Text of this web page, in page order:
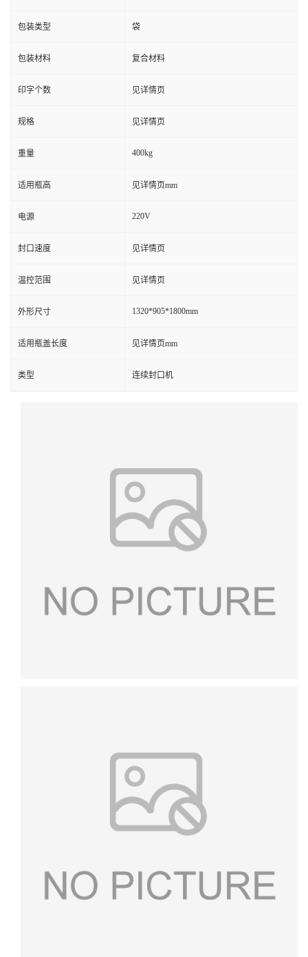
包装类型 袋
包装材料 复合材料
印字个数 见详情页
规格 见详情页
重量 400kg
适用瓶高 见详情页mm
电源 220V
封口速度 见详情页
温控范围 见详情页
外形尺寸 1320*905*1800mm
适用瓶盖长度 见详情页mm
类型 连续封口机